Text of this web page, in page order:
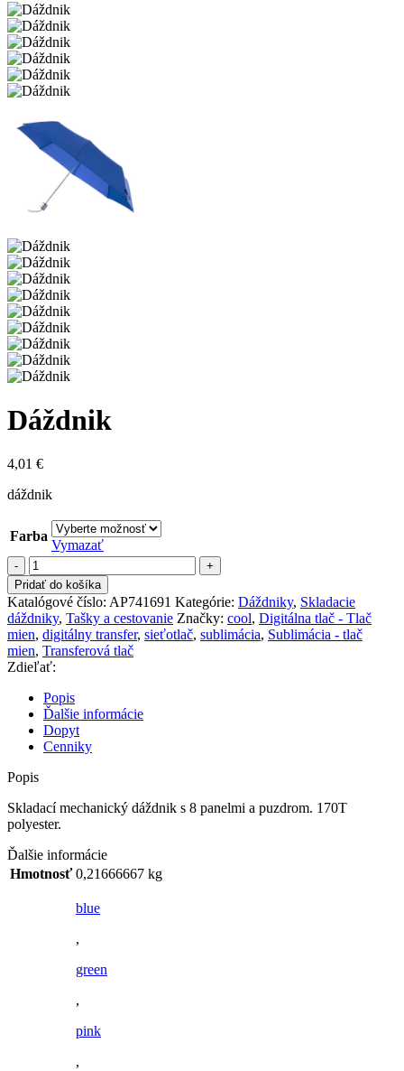
Dáždnik
4,01 €
dáždnik
Farba
Vymazať
množstvo
Dáždnik
Pridať do košíka
Katalógové číslo: AP741691 Kategórie: Dáždniky, Skladacie
dáždniky, Tašky a cestovanie Značky: cool, Digitálna tlač - Tlač
mien, digitálny transfer, sieťotlač, sublimácia, Sublimácia - tlač
mien, Transferová tlač
Zdieľať:
Popis
Ďalšie informácie
Dopyt
Cenniky
Popis
Skladací mechanický dáždnik s 8 panelmi a puzdrom. 170T
polyester.
Ďalšie informácie
Hmotnosť 0,21666667 kg
blue
,
green
,
pink
,